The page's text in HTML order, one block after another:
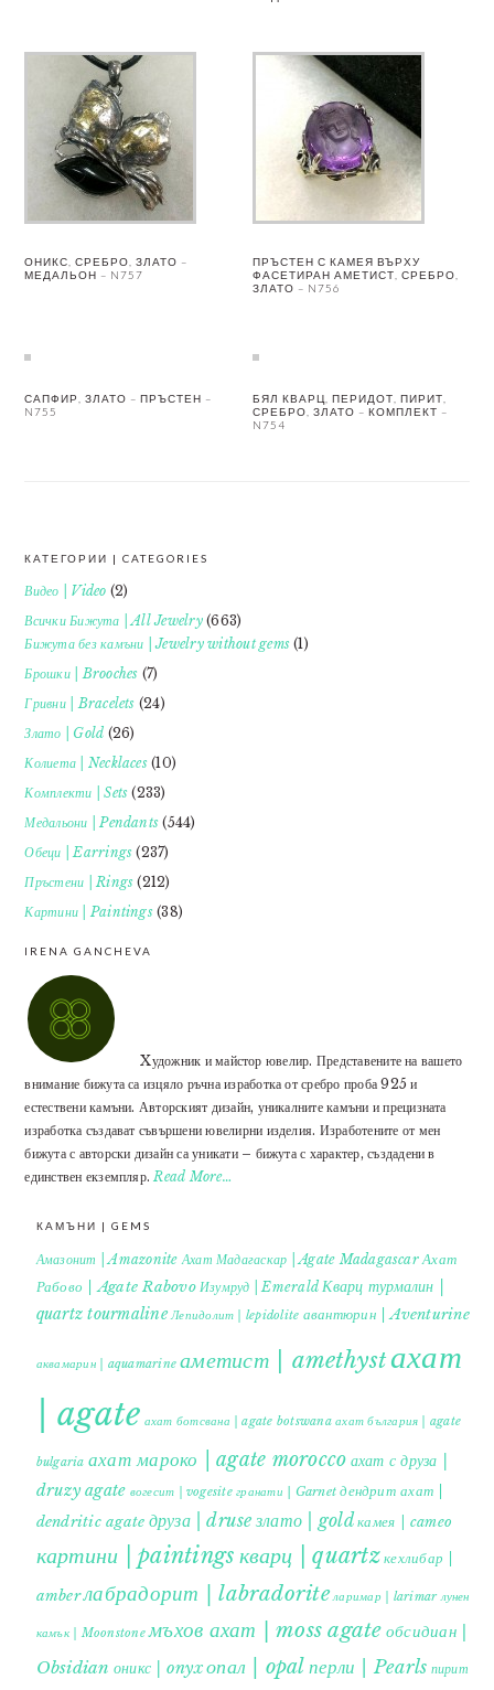
ОНИКС, СРЕБРО, ЗЛАТО –
МЕДАЛЬОН – N757
ПРЪСТЕН С КАМЕЯ ВЪРХУ
ФАСЕТИРАН АМЕТИСТ, СРЕБРО,
ЗЛАТО – N756
САПФИР, ЗЛАТО – ПРЪСТЕН –
N755
БЯЛ КВАРЦ, ПЕРИДОТ, ПИРИТ,
СРЕБРО, ЗЛАТО – КОМПЛЕКТ –
N754
FOOTER
КАТЕГОРИИ | CATEGORIES
Видео | Video (2)
Всички Бижута | All Jewelry(663)
Бижута без камъни | Jewelry without gems (1)
Брошки | Brooches (7)
Гривни | Bracelets (24)
Злато | Gold (26)
Колиета | Necklaces(10)
Комплекти | Sets (233)
Медальони | Pendants (544)
Обеци | Earrings (237)
Пръстени | Rings (212)
Картини | Paintings(38)
IRENA GANCHEVA
Xудожник и майстор ювелир. Представените на вашето
внимание бижута са изцяло ръчна изработка от сребро проба 925 и
естествени камъни. Авторският дизайн, уникалните камъни и прецизната
изработка създават съвършени ювелирни изделия. Изработените от мен
бижута с авторски дизайн са уникати – бижута с характер, създадени в
единствен екземпляр.Read More…
КАМЪНИ | GEMS
Амазонит | Amazonite Ахат Мадагаскар | Agate Madagascar Ахат
Рабово | Agate Rabovo Изумруд | Emerald Кварц турмалин |
quartz tourmaline Лепидолит | lepidolite авантюрин | Aventurine
аквамарин | aquamarine аметист | amethystахат
| agate ахат ботсвана | agate botswana ахат българия | agate
bulgaria ахат мароко | agate morocco ахат с друза |
druzy agate вогесит | vogesite гранати | Garnet дендрит ахат |
dendritic agate друза | druse злато | gold камея | cameo
картини | paintings кварц | quartzкехлибар |
amberлабрадорит | labradorite ларимар | larimar лунен
камък | Moonstone мъхов ахат | moss agate обсидиан |
Obsidian оникс | onyxопал | opal перли | Pearls пирит |